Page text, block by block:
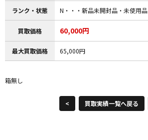
ランク・状態 N・・・新品未開封品・未使用品
買取価格 60,000円
最大買取価格 65,000円
箱無し
< 買取実績一覧へ戻る